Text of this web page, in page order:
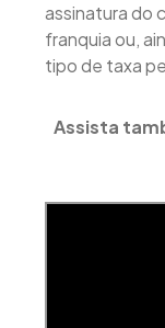
assinatura do
franquia ou,
tipo de taxa
Assista